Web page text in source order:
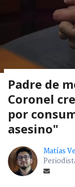
Padre de
Coronel
por
asesino"
Matías